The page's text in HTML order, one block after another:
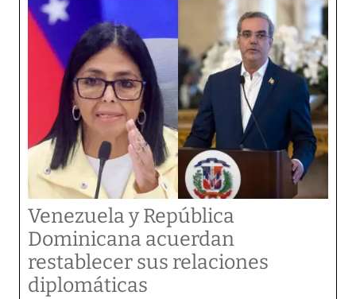
Venezuela y República
Dominicana acuerdan
restablecer sus relaciones
diplomáticas